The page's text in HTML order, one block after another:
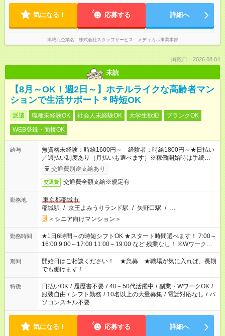
気になる！ 応募する 詳細へ
掲載元企業名 株式会社スタッフサービス メディカル事業本部
掲載日：2026.08.04
未読
【8月～OK！週2日～】ホテルライクな高齢者マン
ションで生活サポート＊時短OK
派遣 職種未経験OK 社会人未経験OK 大学生歓迎
ブランクOK
WEB登録・面接OK
給与
無資格未経験：時給1600円～ 経験者：時給1800円～★日払い
／週払い制度あり（月払いも選べます）※稼働開始時は手続き完
了次第のお支払いとなります。
交通費別途支給あり
交通費 交通費全額支給※規定有
勤務地
東京都稲城市
稲城駅 / 京王よみうりランド駅 / 矢野口駅 / …
＜シニア向けマンション＞
勤務時間
★1日6時間～の時短シフトOK ★スタート時間選べます！ 7:00～
16:00 9:00～17:00 11:00～19:00 など 残業なし！ ※Wワークの
場合、他のお仕事と合わせ週40時間超の就業はご案内できませ
ん ※法令に基づき、週20時間以上勤務は社会保険への加入対象
となります ※労働者派遣法（日雇い派遣の原則禁止）により、
短時間・短期間の就業はご案内が難しい場合があります
期間
開始日はご相談ください！ ★急募 ★職場が気に入れば、長期
でも働けます！
特徴 日払いOK / 履歴書不要 / 40～50代活躍中 / 副業・WワークOK /
服装自由 / シフト勤務 / 10名以上の大量募集 / 電話対応なし / パ
ソコンスキル不要
気になる！ 応募する 詳細へ